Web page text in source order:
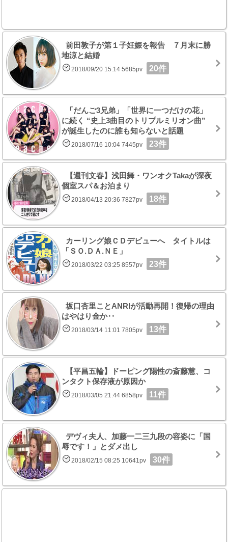
前田敦子が第１子妊娠を報告 ７月末に勝
地涼と結婚
2018/09/20 15:14 5685pv 20件
「だんご3兄弟」「世界に一つだけの花」
に続く “史上3曲目のトリプルミリオン曲”
が誕生したのに誰も知らないと話題
2018/07/16 10:04 7445pv 23件
【週刊文春】浅田舞・ワンオクTakaが深夜
個室スパ＆お泊まり
2018/04/13 20:36 7827pv 18件
カーリング娘ＣＤデビューへ タイトルは
「ＳＯ.ＤＡ.ＮＥ」
2018/03/22 03:25 8557pv 23件
坂口杏里ことANRIが活動再開！復帰の理由
はやはり金か‥
2018/03/14 11:01 7805pv 13件
【平昌五輪】ドーピング陽性の斎藤慧、コ
ンタクト保存液が原因か
2018/03/05 21:44 6858pv 11件
デヴィ夫人、加藤一二三九段の容姿に「国
辱です！」とダメ出し
2018/02/15 08:25 10641pv 30件